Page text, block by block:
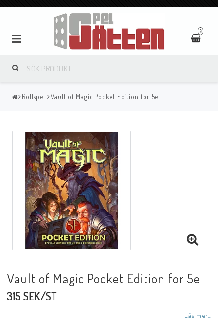
0
Rollspel Vault of Magic Pocket Edition for 5e
Vault of Magic Pocket Edition for 5e
315 SEK/ST
Läs mer...